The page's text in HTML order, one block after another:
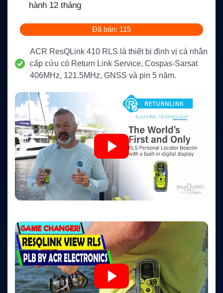
hành 12 tháng
Đã bán: 115
ACR ResQLink 410 RLS là thiết bị định vị cá nhân
cấp cứu có Return Link Service, Cospas-Sarsat
406MHz, 121.5MHz, GNSS và pin 5 năm.